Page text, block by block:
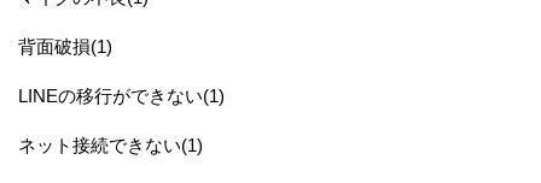
背面破損(1)
LINEの移行ができない(1)
ネット接続できない(1)